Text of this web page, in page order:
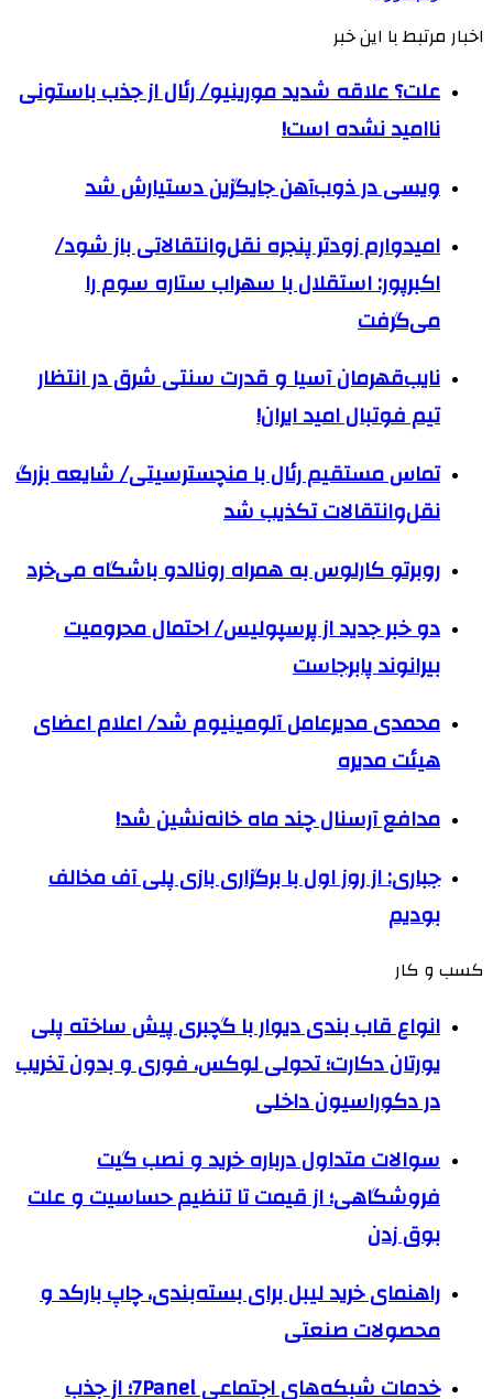
اخبار مرتبط با این خبر
علت؟ علاقه شدید مورینیو/ رئال از جذب باستونی
ناامید نشده است!
ویسی در ذوب‌آهن جایگزین دستیارش شد
امیدوارم زودتر پنجره نقل‌وانتقالاتی باز شود/
اکبرپور: استقلال با سهراب ستاره سوم را
می‌گرفت
نایب‌قهرمان آسیا و قدرت سنتی شرق در انتظار
تیم فوتبال امید ایران!
تماس مستقیم رئال با منچسترسیتی/ شایعه بزرگ
نقل‌وانتقالات تکذیب شد
روبرتو کارلوس به همراه رونالدو باشگاه می‌خرد
دو خبر جدید از پرسپولیس/ احتمال محرومیت
بیرانوند پابرجاست
محمدی مدیرعامل آلومینیوم شد/ اعلام اعضای
هیئت‌ مدیره
مدافع آرسنال چند ماه خانه‌نشین شد!
جباری: از روز اول با برگزاری بازی پلی آف مخالف
بودیم
کسب و کار
انواع قاب بندی دیوار با گچبری پیش ساخته پلی
یورتان دکارت؛ تحولی لوکس، فوری و بدون تخریب
در دکوراسیون داخلی
سوالات متداول درباره خرید و نصب گیت
فروشگاهی؛ از قیمت تا تنظیم حساسیت و علت
بوق زدن
راهنمای خرید لیبل برای بسته‌بندی، چاپ بارکد و
محصولات صنعتی
خدمات شبکه‌های اجتماعی 7Panel؛ از جذب